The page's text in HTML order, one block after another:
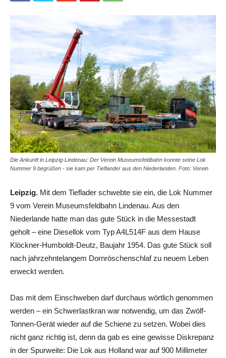
Die Ankunft in Leipzig-Lindenau: Der Verein Museumsfeldbahn konnte seine Lok
Nummer 9 begrüßen - sie kam per Tieflander aus den Niederlanden. Foto: Verein
Leipzig. Mit dem Tieflader schwebte sie ein, die Lok Nummer
9 vom Verein Museumsfeldbahn Lindenau. Aus den
Niederlande hatte man das gute Stück in die Messestadt
geholt – eine Diesellok vom Typ A4L514F aus dem Hause
Klöckner-Humboldt-Deutz, Baujahr 1954. Das gute Stück soll
nach jahrzehntelangem Dornröschenschlaf zu neuem Leben
erweckt werden.
Das mit dem Einschweben darf durchaus wörtlich genommen
werden – ein Schwerlastkran war notwendig, um das Zwölf-
Tonnen-Gerät wieder auf die Schiene zu setzen. Wobei dies
nicht ganz richtig ist, denn da gab es eine gewisse Diskrepanz
in der Spurweite: Die Lok aus Holland war auf 900 Millimeter